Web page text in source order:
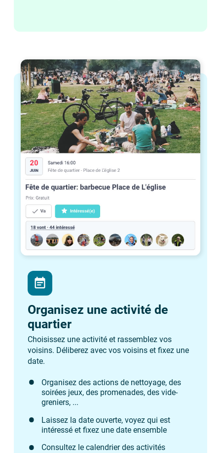
event_note
Organisez une activité de
quartier
Choisissez une activité et rassemblez vos
voisins. Déliberez avec vos voisins et fixez une
date.
Organisez des actions de nettoyage, des
soirées jeux, des promenades, des vide-
greniers, ...
Laissez la date ouverte, voyez qui est
intéressé et fixez une date ensemble
Consultez le calendrier des activités